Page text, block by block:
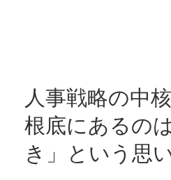
人事戦略の中
根底にあるの
き」という思